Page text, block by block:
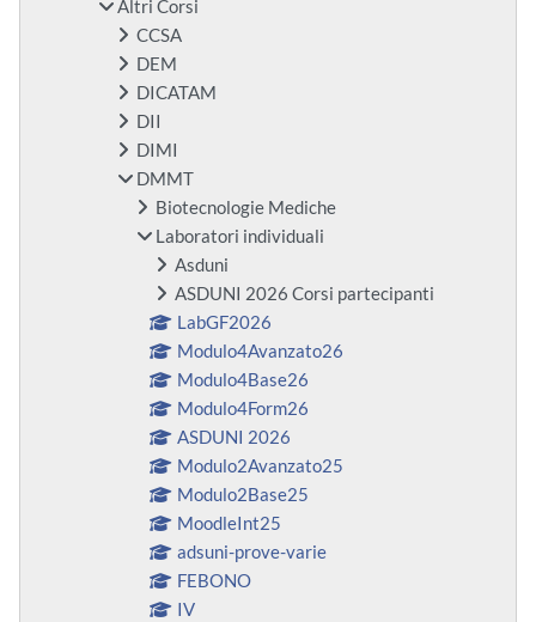
Altri Corsi
CCSA
DEM
DICATAM
DII
DIMI
DMMT
Biotecnologie Mediche
Laboratori individuali
Asduni
ASDUNI 2026 Corsi partecipanti
LabGF2026
Modulo4Avanzato26
Modulo4Base26
Modulo4Form26
ASDUNI 2026
Modulo2Avanzato25
Modulo2Base25
MoodleInt25
adsuni-prove-varie
FEBONO
IV